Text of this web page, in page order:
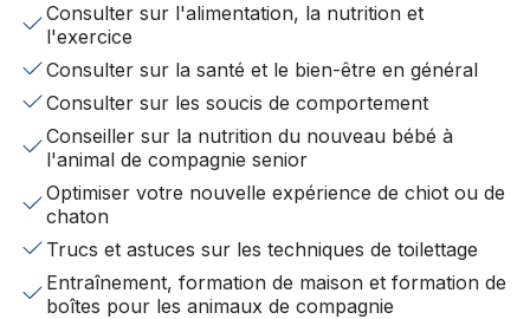
Consulter sur l'alimentation, la nutrition et
l'exercice
Consulter sur la santé et le bien-être en général
Consulter sur les soucis de comportement
Conseiller sur la nutrition du nouveau bébé à
l'animal de compagnie senior
Optimiser votre nouvelle expérience de chiot ou de
chaton
Trucs et astuces sur les techniques de toilettage
Entraînement, formation de maison et formation de
boîtes pour les animaux de compagnie